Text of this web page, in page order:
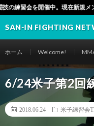
催中。現在新規メンバー募集
SAN-IN FIGHTING
ホーム Welcome!
6/24米子第2回
2018.06.24 米子練習会